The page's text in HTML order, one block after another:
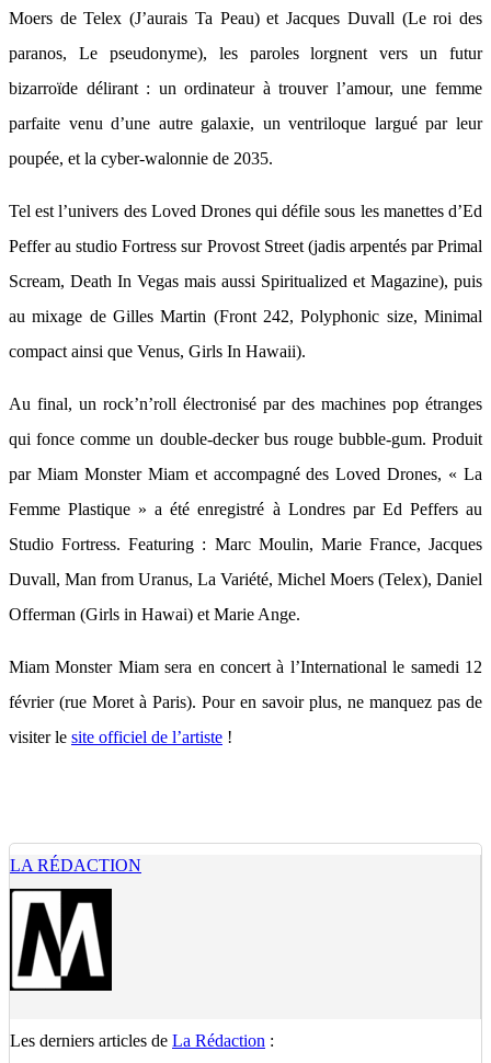
Moers de Telex (J’aurais Ta Peau) et Jacques Duvall (Le roi des
paranos, Le pseudonyme), les paroles lorgnent vers un futur
bizarroïde délirant : un ordinateur à trouver l’amour, une femme
parfaite venu d’une autre galaxie, un ventriloque largué par leur
poupée, et la cyber-walonnie de 2035.
Tel est l’univers des Loved Drones qui défile sous les manettes d’Ed
Peffer au studio Fortress sur Provost Street (jadis arpentés par Primal
Scream, Death In Vegas mais aussi Spiritualized et Magazine), puis
au mixage de Gilles Martin (Front 242, Polyphonic size, Minimal
compact ainsi que Venus, Girls In Hawaii).
Au final, un rock’n’roll électronisé par des machines pop étranges
qui fonce comme un double-decker bus rouge bubble-gum. Produit
par Miam Monster Miam et accompagné des Loved Drones, « La
Femme Plastique » a été enregistré à Londres par Ed Peffers au
Studio Fortress. Featuring : Marc Moulin, Marie France, Jacques
Duvall, Man from Uranus, La Variété, Michel Moers (Telex), Daniel
Offerman (Girls in Hawai) et Marie Ange.
Miam Monster Miam sera en concert à l’International le samedi 12
février (rue Moret à Paris). Pour en savoir plus, ne manquez pas de
visiter le site officiel de l’artiste !
LA RÉDACTION
Les derniers articles de La Rédaction :